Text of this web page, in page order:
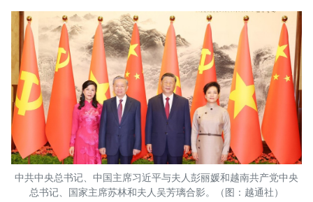
中共中央总书记、中国主席习近平与夫人彭丽媛和越南共产党中央
总书记、国家主席苏林和夫人吴芳璃合影。（图：越通社）